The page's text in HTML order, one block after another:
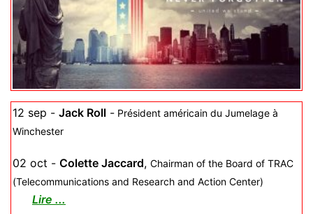
12 sep - Jack Roll - Président américain du Jumelage à
Winchester
02 oct - Colette Jaccard, Chairman of the Board of TRAC
(Telecommunications and Research and Action Center)
Lire ...